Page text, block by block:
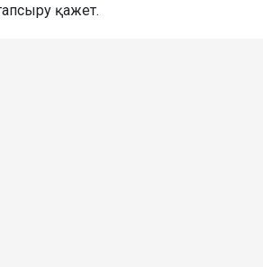
қажет.